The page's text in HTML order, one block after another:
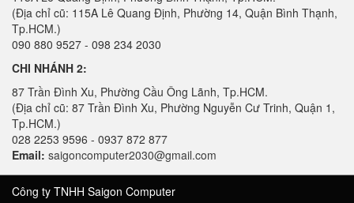
(Địa chỉ cũ: 115A Lê Quang Định, Phường 14, Quận Bình Thạnh,
Tp.HCM.)
090 880 9527 - 098 234 2030
CHI NHÁNH 2:
87 Trần Đình Xu, Phường Cầu Ông Lãnh, Tp.HCM.
(Địa chỉ cũ: 87 Trần Đình Xu, Phường Nguyễn Cư Trinh, Quận 1,
Tp.HCM.)
028 2253 9596 - 0937 872 877
Email: saigoncomputer2030@gmail.com
Công ty TNHH Saigon Computer